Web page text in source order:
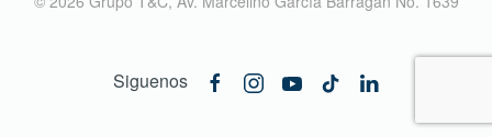
Siguenos